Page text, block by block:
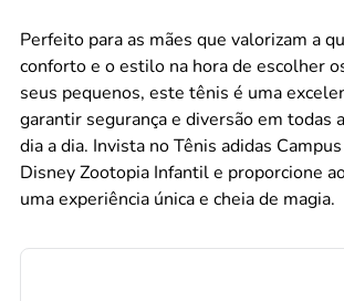
Perfeito para as mães que valorizam a
conforto e o estilo na hora de escolher
seus pequenos, este tênis é uma
garantir segurança e diversão em todas
dia a dia. Invista no Tênis adidas
Disney Zootopia Infantil e proporcione
uma experiência única e cheia de magia.